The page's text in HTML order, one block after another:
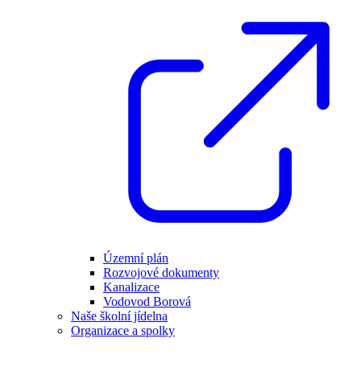
Územní plán
Rozvojové dokumenty
Kanalizace
Vodovod Borová
Naše školní jídelna
Organizace a spolky